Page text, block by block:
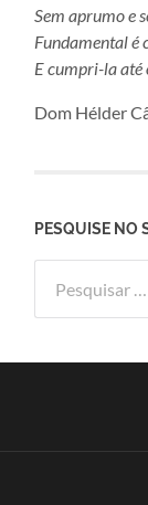
Sem aprumo e
Fundamental é
E cumpri-la até
Dom Hélder
PESQUISE NO
por: